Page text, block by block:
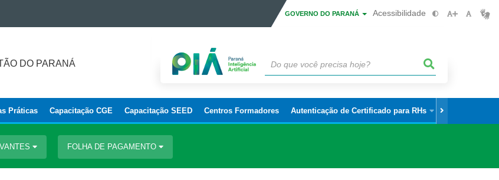
GOVERNO DO PARANÁ Acessibilidade
DO PARANÁ
Práticas Capacitação CGE Capacitação SEED Centros Formadores Autenticação de Certificado para RHs
FOLHA DE PAGAMENTO